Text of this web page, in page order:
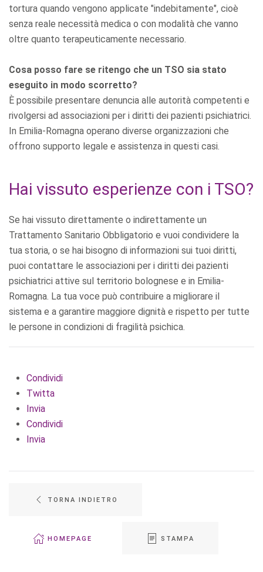
tortura quando vengono applicate "indebitamente", cioè
senza reale necessità medica o con modalità che vanno
oltre quanto terapeuticamente necessario.
Cosa posso fare se ritengo che un TSO sia stato
eseguito in modo scorretto?
È possibile presentare denuncia alle autorità competenti e
rivolgersi ad associazioni per i diritti dei pazienti psichiatrici.
In Emilia-Romagna operano diverse organizzazioni che
offrono supporto legale e assistenza in questi casi.
Hai vissuto esperienze con i TSO?
Se hai vissuto direttamente o indirettamente un
Trattamento Sanitario Obbligatorio e vuoi condividere la
tua storia, o se hai bisogno di informazioni sui tuoi diritti,
puoi contattare le associazioni per i diritti dei pazienti
psichiatrici attive sul territorio bolognese e in Emilia-
Romagna. La tua voce può contribuire a migliorare il
sistema e a garantire maggiore dignità e rispetto per tutte
le persone in condizioni di fragilità psichica.
Condividi
Twitta
Invia
Condividi
Invia
TORNA INDIETRO
HOMEPAGE STAMPA